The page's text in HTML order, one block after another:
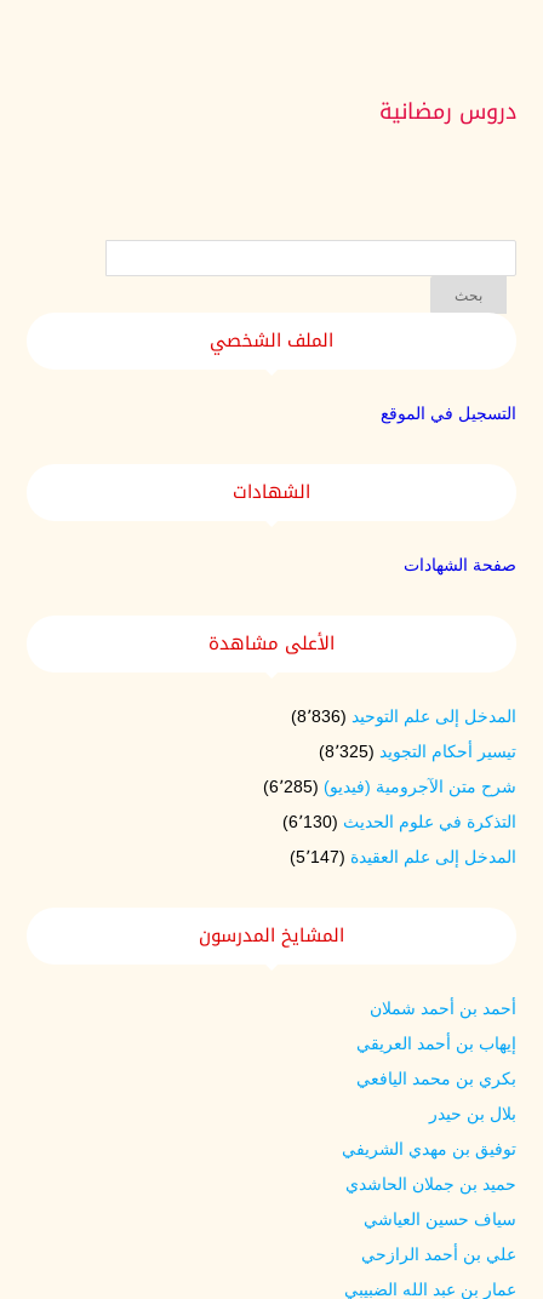
دروس رمضانية
الملف الشخصي
التسجيل في الموقع
الشهادات
صفحة الشهادات
الأعلى مشاهدة
المدخل إلى علم التوحيد (8٬836)
تيسير أحكام التجويد (8٬325)
شرح متن الآجرومية (فيديو) (6٬285)
التذكرة في علوم الحديث (6٬130)
المدخل إلى علم العقيدة (5٬147)
المشايخ المدرسون
أحمد بن أحمد شملان
إيهاب بن أحمد العريقي
بكري بن محمد اليافعي
بلال بن حيدر
توفيق بن مهدي الشريفي
حميد بن جملان الحاشدي
سياف حسين العياشي
علي بن أحمد الرازحي
عمار بن عبد الله الضبيبي